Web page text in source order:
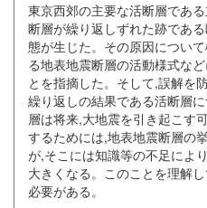
東京西郊の主要な活断層であ
断層が繰り返しずれた跡であ
態が生じた。その原因につい
る地表地震断層の活動様式な
とを指摘した。そして,誤解を
繰り返しの結果である活断層
層は将来,大地震を引き起こす
するためには,地表地震断層の
が,そこには知識等の不足によ
大きくなる。このことを理解
必要がある。